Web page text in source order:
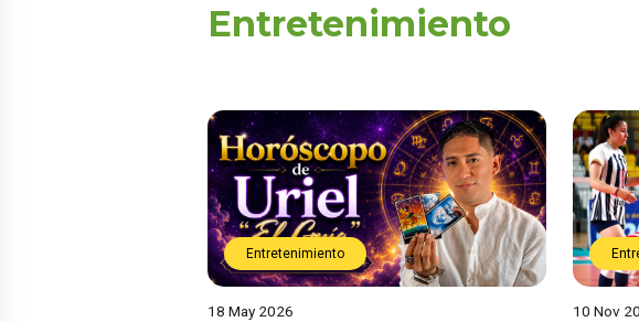
Entretenimiento
Entretenimiento
18 May 2026 10 Nov